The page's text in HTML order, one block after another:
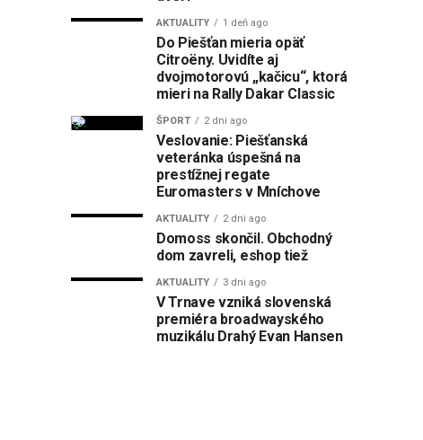
AKTUALITY 1 deň ago
Do Piešťan mieria opäť
Citroëny. Uvidíte aj
dvojmotorovú „kačicu“, ktorá
mieri na Rally Dakar Classic
ŠPORT 2 dni ago
Veslovanie: Piešťanská
veteránka úspešná na
prestížnej regate
Euromasters v Mníchove
AKTUALITY 2 dni ago
Domoss skončil. Obchodný
dom zavreli, eshop tiež
AKTUALITY 3 dni ago
V Trnave vzniká slovenská
premiéra broadwayského
muzikálu Drahý Evan Hansen